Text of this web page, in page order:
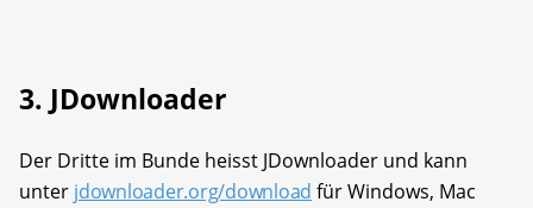
3. JDownloader
Der Dritte im Bunde heisst JDownloader und kann
unter jdownloader.org/download für Windows, Mac